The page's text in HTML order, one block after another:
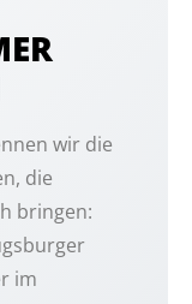
wir die
die
bringen:
im